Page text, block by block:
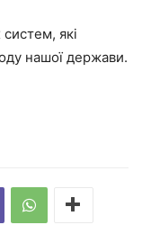
які
нашої держави.